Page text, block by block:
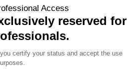
vente (CGV)
de Delynov Chirurgie